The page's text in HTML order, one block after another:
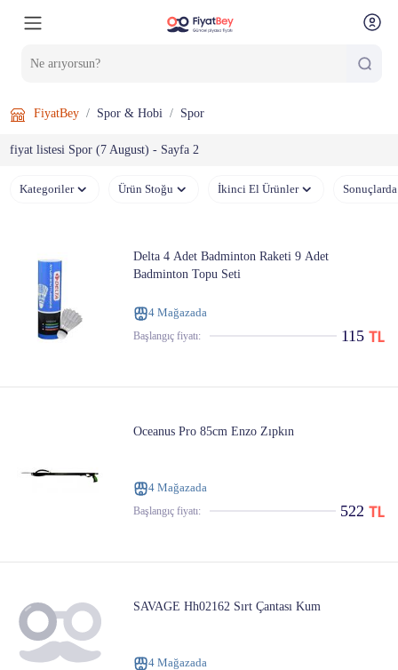
FiyatBey Spor & Hobi Spor
fiyat listesi Spor (7 August) - Sayfa 2
Kategoriler Ürün Stoğu İkinci El Ürünler
Delta 4 Adet Badminton Raketi 9 Adet
Badminton Topu Seti
4 Mağazada
Başlangıç ​​fiyatı: 115
Oceanus Pro 85cm Enzo Zıpkın
4 Mağazada
Başlangıç ​​fiyatı: 522
SAVAGE Hh02162 Sırt Çantası Kum
4 Mağazada